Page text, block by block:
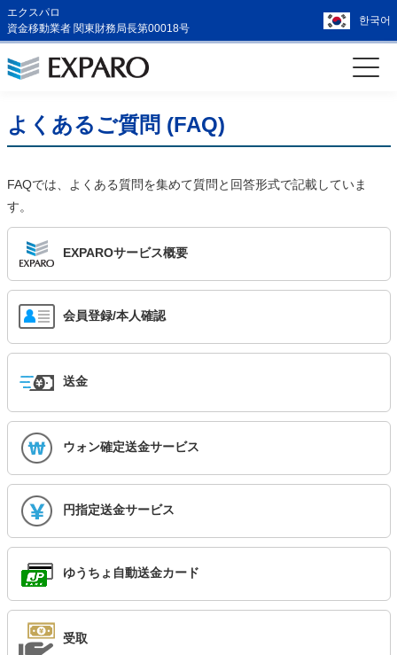
エクスパロ
資金移動業者 関東財務局長第00018号
한국어
よくあるご質問 (FAQ)
FAQでは、よくある質問を集めて質問と回答形式で記載していま
す。
EXPAROサービス概要
会員登録/本人確認
送金
ウォン確定送金サービス
円指定送金サービス
ゆうちょ自動送金カード
受取